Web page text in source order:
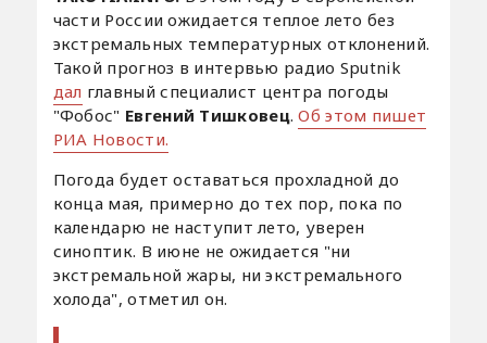
части России ожидается теплое лето без
экстремальных температурных отклонений.
Такой прогноз в интервью радио Sputnik
дал главный специалист центра погоды
"Фобос" Евгений Тишковец.Об этом пишет
РИА Новости.
Погода будет оставаться прохладной до
конца мая, примерно до тех пор, пока по
календарю не наступит лето, уверен
синоптик. В июне не ожидается "ни
экстремальной жары, ни экстремального
холода", отметил он.